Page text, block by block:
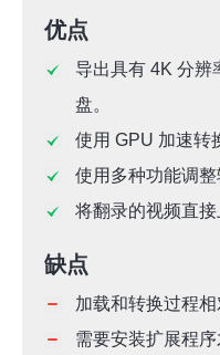
优点
导出具有 4K 分辨
盘。
使用 GPU 加速转
使用多种功能调整
将翻录的视频直接
缺点
加载和转换过程相
需要安装扩展程序